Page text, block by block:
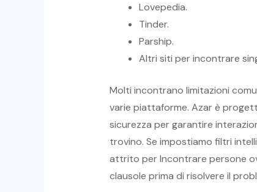
Lovepedia.
Tinder.
Parship.
Altri siti per incontrare
Molti incontrano limitazioni
varie piattaforme. Azar è
sicurezza per garantire
trovino. Se impostiamo filtri
attrito per Incontrare persone
clausole prima di risolvere il